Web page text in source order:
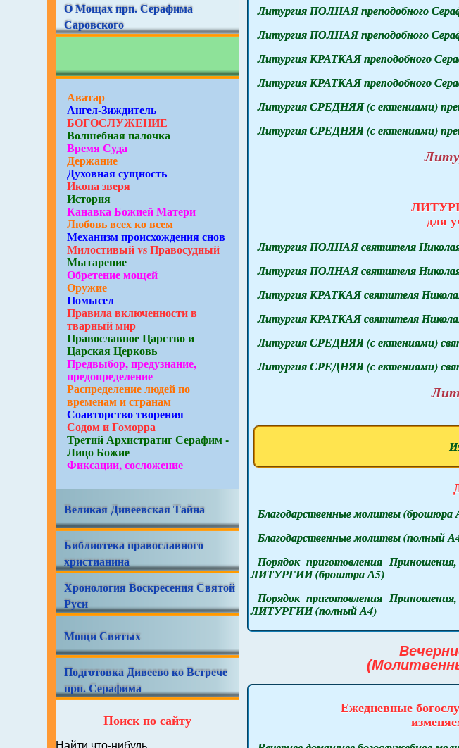
О Мощах прп. Серафима
Саровского
Аватар
Ангел-Зиждитель
БОГОСЛУЖЕНИЕ
Волшебная палочка
Время Суда
Держание
Духовная сущность
Икона зверя
История
Канавка Божией Матери
Любовь всех ко всем
Механизм происхождения снов
Милостивый vs Правосудный
Мытарение
Обретение мощей
Оружие
Помысел
Правила включенности в
тварный мир
Православное Царство и
Царская Церковь
Предвыбор, предузнание,
предопределение
Распределение людей по
временам и странам
Соавторство творения
Содом и Гоморра
Третий Архистратиг Серафим -
Лицо Божие
Фиксации, сосложение
Великая Дивеевская Тайна
Библиотека православного
христианина
Хронология Воскресения Святой
Руси
Мощи Святых
Подготовка Дивеево ко Встрече
прп. Серафима
Поиск по сайту
Найти что-нибудь
Литургия ПОЛНАЯ преподобного
Литургия ПОЛНАЯ преподобного
Литургия КРАТКАЯ преподобного
Литургия КРАТКАЯ преподобного
Литургия СРЕДНЯЯ (с ектениями)
Литургия СРЕДНЯЯ (с ектениями)
для
Литургия ПОЛНАЯ святителя
Литургия ПОЛНАЯ святителя
Литургия КРАТКАЯ святителя
Литургия КРАТКАЯ святителя
Литургия СРЕДНЯЯ (с ектениями)
Литургия СРЕДНЯЯ (с ектениями)
Благодарственные молитвы (брошюра
Благодарственные молитвы (полный
Порядок приготовления
ЛИТУРГИИ (брошюра А5)
Порядок приготовления
ЛИТУРГИИ (полный А4)
Ежедневные